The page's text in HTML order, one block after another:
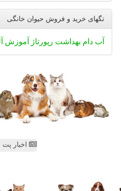
تگهای خرید و فروش حیوان خانگی
آب دام بهداشت رپورتاژ آموزش
اخبار پت